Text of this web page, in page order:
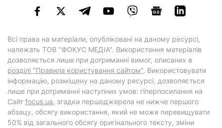
Всі права на матеріали, опубліковані на даному ресурсі,
належать ТОВ "ФОКУС МЕДІА". Використання матеріалів
дозволяється лише при дотриманні вимог, описаних в
розділі "Правила користування сайтом". Використовувати
інформацію, розміщену на даному ресурсі, дозволяється
лише при дотриманні наступних умов: гіперпосилання на
Cайт focus.ua, згадки першоджерела не нижче першого
абзацу, обсягу використання, який не може перевищувати
50% від загального обсягу оригінального тексту, зміни